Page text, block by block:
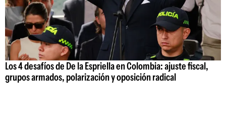
Los 4 desafíos de De la Espriella en Colombia: ajuste fiscal,
grupos armados, polarización y oposición radical